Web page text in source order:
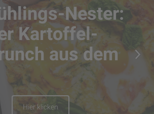
Nester:
Kartoffel-
aus dem
Hier klicken